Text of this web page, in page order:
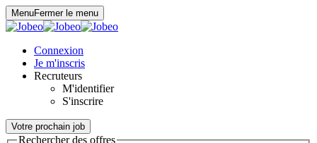
MenuFermer le menu
Connexion
Je m'inscris
Recruteurs
M'identifier
S'inscrire
Votre prochain job
Rechercher des offres
Panneau de gestion des cookies